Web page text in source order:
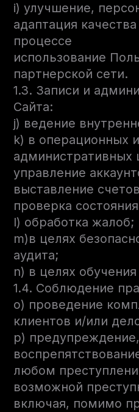
i) улучшение,
адаптация
процессе
использование
партнерской сети.
1.3. Записи и
Сайта:
j) ведение
k) в операционных и
административных
управление
выставление
проверка
l) обработка жалоб;
m)в целях
аудита;
n) в целях
1.4. Соблюдение
o) проведение
клиентов и/или
p) предупреждение,
любом
возможной
включая, помимо